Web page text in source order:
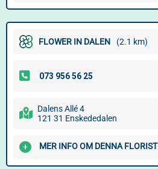
FLOWER IN DALEN (2.1 km)
Dalens Allé 4
121 31 Enskededalen
MER INFO OM DENNA FLORIST